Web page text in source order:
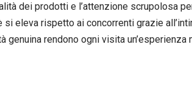
dei prodotti e l’attenzione scrupolosa
eleva rispetto ai concorrenti grazie
rendono ogni visita